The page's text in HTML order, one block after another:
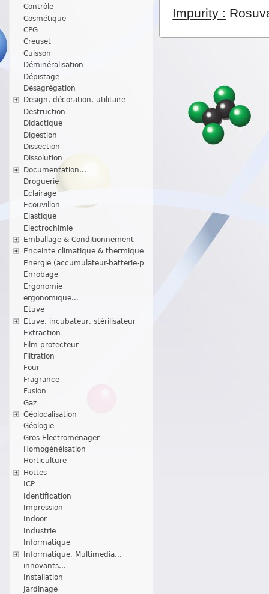
Contrôle
Cosmétique
CPG
Creuset
Cuisson
Déminéralisation
Dépistage
Désagrégation
Design, décoration, utilitaire
Destruction
Didactique
Digestion
Dissection
Dissolution
Documentation...
Droguerie
Eclairage
Ecouvillon
Elastique
Electrochimie
Emballage & Conditionnement
Enceinte climatique & thermique
Energie (accumulateur-batterie-p
Enrobage
Ergonomie
ergonomique...
Etuve
Etuve, incubateur, stérilisateur
Extraction
Film protecteur
Filtration
Four
Fragrance
Fusion
Gaz
Géolocalisation
Géologie
Gros Electroménager
Homogénéisation
Horticulture
Hottes
ICP
Identification
Impression
Indoor
Industrie
Informatique
Informatique, Multimedia...
innovants...
Installation
Jardinage
Impurity :